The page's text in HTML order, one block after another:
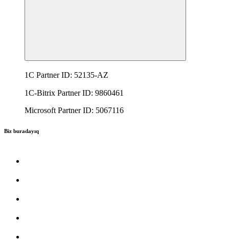
1C Partner ID: 52135-AZ
1C-Bitrix Partner ID: 9860461
Microsoft Partner ID: 5067116
Biz buradayıq